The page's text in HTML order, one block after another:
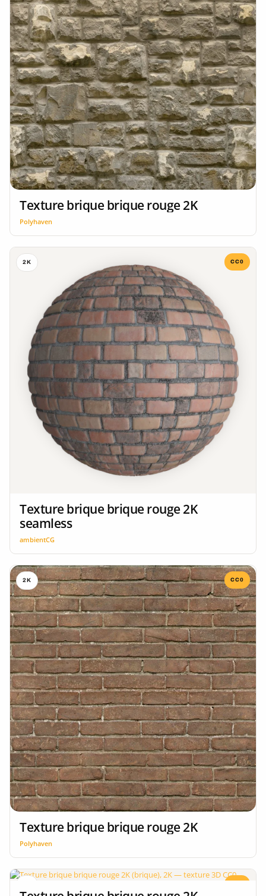
Texture brique brique rouge 2K
Polyhaven
2K CC0
Texture brique brique rouge 2K
seamless
ambientCG
2K CC0
Texture brique brique rouge 2K
Polyhaven